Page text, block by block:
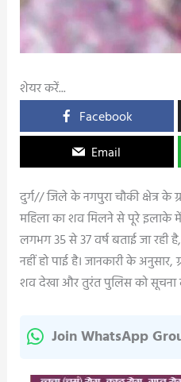
शेयर करें...
Facebook
Email
दुर्ग// जिले के नगपुरा चौकी क्षेत्र के
महिला का शव मिलने से पूरे इलाके
लगभग 35 से 37 वर्ष बताई जा
नहीं हो पाई है। जानकारी के
शव देखा और तुरंत पुलिस को सूचना
Join WhatsApp